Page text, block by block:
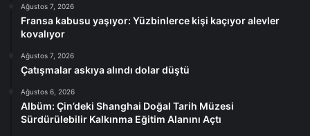
Ağustos 7, 2026
Fransa kabusu yaşıyor: Yüzbinlerce kişi kaçıyor alevler
kovalıyor
Ağustos 7, 2026
Çatışmalar askıya alındı dolar düştü
Ağustos 6, 2026
Albüm: Çin’deki Shanghai Doğal Tarih Müzesi
Sürdürülebilir Kalkınma Eğitim Alanını Açtı